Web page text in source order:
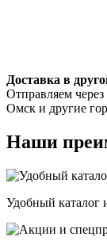
Доставка в
Отправляем
Омск и другие
Наши
Удобный каталог